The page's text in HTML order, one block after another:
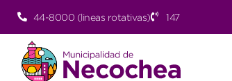
44-8000 (lineas rotativas) 147